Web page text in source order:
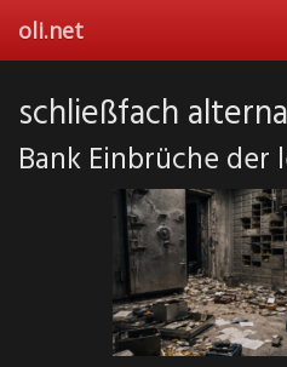
main
oli.net
schließfach
Bank Einbrüche der